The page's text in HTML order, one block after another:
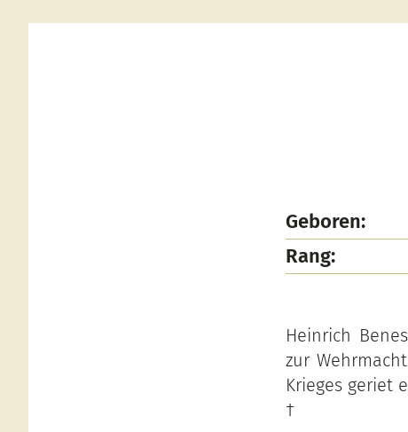
Geboren:
Rang:
Heinrich
zur
Krieges geriet
†